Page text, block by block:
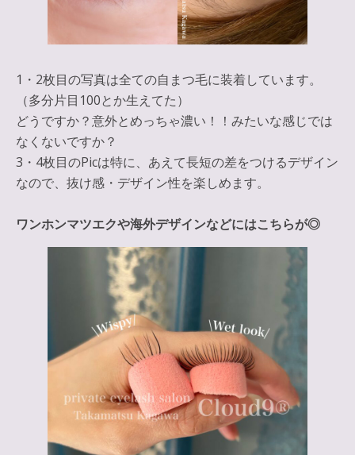
1・2枚目の写真は全ての自まつ毛に装着しています。
（多分片目100とか生えてた）
どうですか？意外とめっちゃ濃い！！みたいな感じでは
なくないですか？
3・4枚目のPicは特に、あえて長短の差をつけるデザイン
なので、抜け感・デザイン性を楽しめます。
ワンホンマツエクや海外デザインなどにはこちらが◎